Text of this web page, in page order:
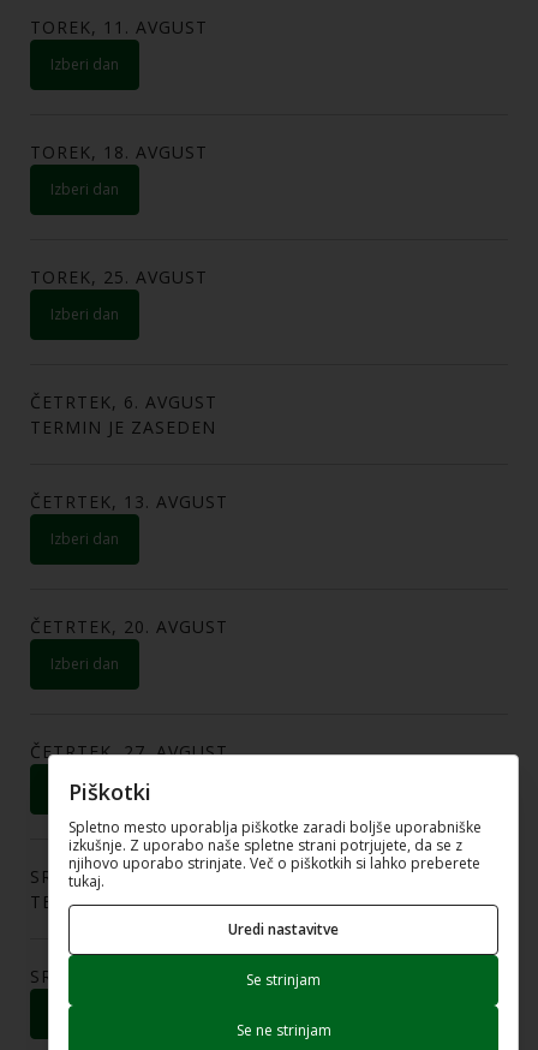
TOREK, 11. AVGUST
izberi dan
TOREK, 18. AVGUST
izberi dan
TOREK, 25. AVGUST
izberi dan
ČETRTEK, 6. AVGUST
TERMIN JE ZASEDEN
ČETRTEK, 13. AVGUST
izberi dan
ČETRTEK, 20. AVGUST
izberi dan
ČETRTEK, 27. AVGUST
izberi dan
SREDA, 5. AVGUST
TERMIN JE ZASEDEN
SREDA, 12. AVGUST
izberi dan
Piškotki
Spletno mesto uporablja piškotke zaradi boljše uporabniške
izkušnje. Z uporabo naše spletne strani potrjujete, da se z
njihovo uporabo strinjate. Več o piškotkih si lahko preberete
tukaj.
Uredi nastavitve
Se strinjam
Se ne strinjam